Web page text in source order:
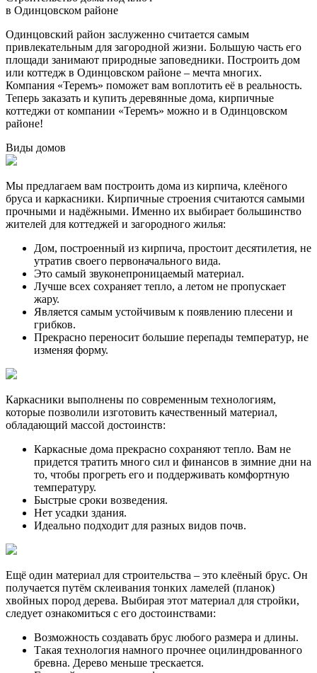
в Одинцовском районе
Одинцовский район заслуженно считается самым
привлекательным для загородной жизни. Большую часть его
площади занимают природные заповедники. Построить дом
или коттедж в Одинцовском районе ‒ мечта многих.
Компания «Теремъ» поможет вам воплотить её в реальность.
Теперь заказать и купить деревянные дома, кирпичные
коттеджи от компании «Теремъ» можно и в Одинцовском
районе!
Виды домов
Мы предлагаем вам построить дома из кирпича, клеёного
бруса и каркасники. Кирпичные строения считаются самыми
прочными и надёжными. Именно их выбирает большинство
жителей для коттеджей и загородного жилья:
Дом, построенный из кирпича, простоит десятилетия, не
утратив своего первоначального вида.
Это самый звуконепроницаемый материал.
Лучше всех сохраняет тепло, а летом не пропускает
жару.
Является самым устойчивым к появлению плесени и
грибков.
Прекрасно переносит большие перепады температур, не
изменяя форму.
Каркасники выполнены по современным технологиям,
которые позволили изготовить качественный материал,
обладающий массой достоинств:
Каркасные дома прекрасно сохраняют тепло. Вам не
придется тратить много сил и финансов в зимние дни на
то, чтобы прогреть его и поддерживать комфортную
температуру.
Быстрые сроки возведения.
Нет усадки здания.
Идеально подходит для разных видов почв.
Ещё один материал для строительства ‒ это клеёный брус. Он
получается путём склеивания тонких ламелей (планок)
хвойных пород дерева. Выбирая этот материал для стройки,
следует ознакомиться с его достоинствами:
Возможность создавать брус любого размера и длины.
Такая технология намного прочнее оцилиндрованного
бревна. Дерево меньше трескается.